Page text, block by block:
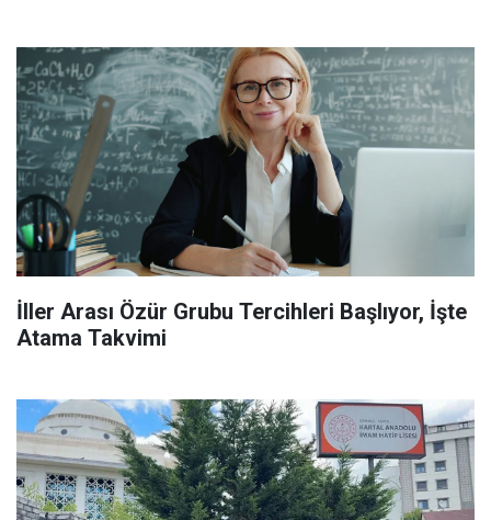
İller Arası Özür Grubu Tercihleri Başlıyor, İşte
Atama Takvimi